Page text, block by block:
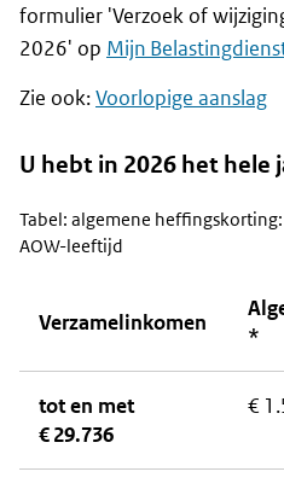
formulier 'Verzoek of
2026' op Mijn
Zie ook:Voorlopige aanslag
U hebt in 2026 het hele
Tabel: algemene
AOW-leeftijd
Verzamelinkomen
*
tot en met
€ 29.736
€